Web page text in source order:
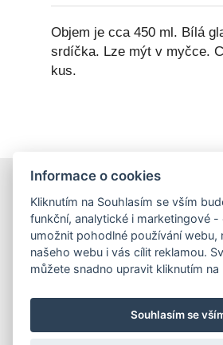
Objem je cca 450 ml. Bílá
srdíčka. Lze mýt v myčce.
kus.
Obchodní
Podmínky ochrany
Hrnečky
Ateliér
Informace o cookies
Kliknutím na Souhlasím se vším
funkční, analytické i marketingové
umožnit pohodlné používání webu,
našeho webu i vás cílit reklamou.
můžete snadno upravit kliknutím
Souhlasím se